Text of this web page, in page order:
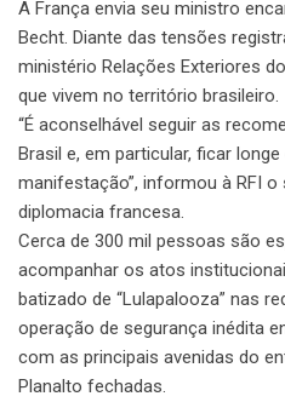
A França envia seu ministro
Becht. Diante das tensões
ministério Relações Exteriores
que vivem no território brasileiro.
“É aconselhável seguir as
Brasil e, em particular, ficar
manifestação”, informou à RFI
diplomacia francesa.
Cerca de 300 mil pessoas são
acompanhar os atos
batizado de “Lulapalooza” nas
operação de segurança inédita
com as principais avenidas do
Planalto fechadas.